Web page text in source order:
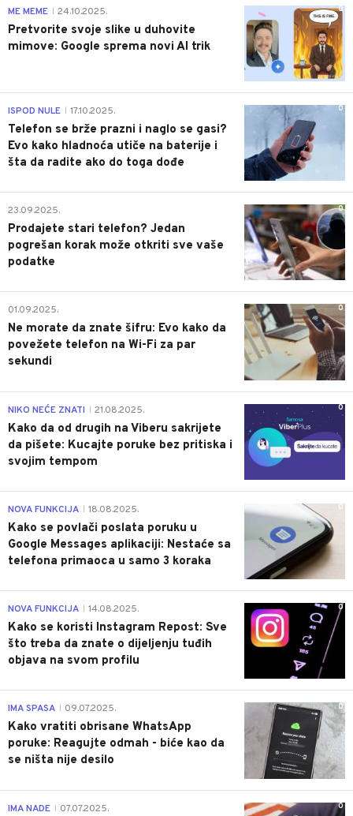
0
ME MEME 24.10.2025.
Pretvorite svoje slike u duhovite
mimove: Google sprema novi AI trik
0
ISPOD NULE 17.10.2025.
Telefon se brže prazni i naglo se gasi?
Evo kako hladnoća utiče na baterije i
šta da radite ako do toga dođe
0
23.09.2025.
Prodajete stari telefon? Jedan
pogrešan korak može otkriti sve vaše
podatke
0
01.09.2025.
Ne morate da znate šifru: Evo kako da
povežete telefon na Wi-Fi za par
sekundi
0
NIKO NEĆE ZNATI 21.08.2025.
Kako da od drugih na Viberu sakrijete
da pišete: Kucajte poruke bez pritiska i
svojim tempom
0
NOVA FUNKCIJA 18.08.2025.
Kako se povlači poslata poruku u
Google Messages aplikaciji: Nestaće sa
telefona primaoca u samo 3 koraka
0
NOVA FUNKCIJA 14.08.2025.
Kako se koristi Instagram Repost: Sve
što treba da znate o dijeljenju tuđih
objava na svom profilu
0
IMA SPASA 09.07.2025.
Kako vratiti obrisane WhatsApp
poruke: Reagujte odmah - biće kao da
se ništa nije desilo
0
IMA NADE 07.07.2025.